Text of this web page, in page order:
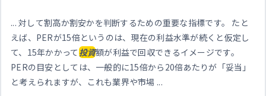
... 対して割高か割安かを判断するための重要な指標です。 たと
えば、PERが15倍というのは、現在の利益水準が続くと仮定し
て、15年かかって投資額が利益で回収できるイメージです。
PERの目安としては、一般的に15倍から20倍あたりが「妥当」
と考えられますが、これも業界や市場 ...